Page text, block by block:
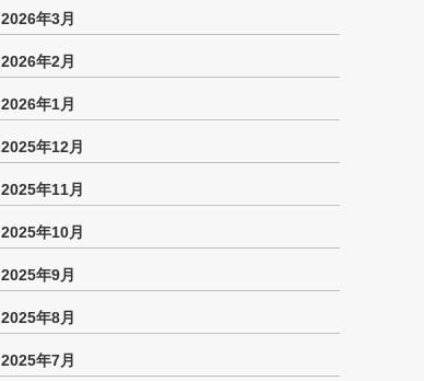
2026年3月
2026年2月
2026年1月
2025年12月
2025年11月
2025年10月
2025年9月
2025年8月
2025年7月